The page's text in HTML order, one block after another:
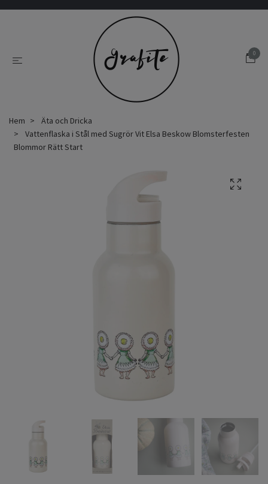
0
Hem
Äta och Dricka
Vattenflaska i Stål med Sugrör Vit Elsa Beskow Blomsterfesten
Blommor Rätt Start